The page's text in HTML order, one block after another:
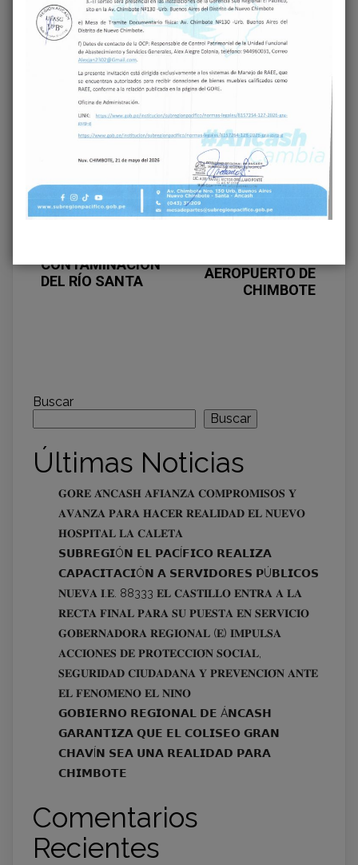
Share on Facebook Share on Twitter
GOBIERNO
REGIONAL DE
ÁNCASH
CONFORMA MESA
CONTAMINACIÓN
DEL RÍO SANTA
Next
GOBIERNO
REGIONAL DE
ÁNCASH PLANEA
INVERTIR HASTA 90
AEROPUERTO DE
CHIMBOTE
Buscar
Buscar
Últimas Noticias
𝐆𝐎𝐑𝐄 𝐀́𝐍𝐂𝐀𝐒𝐇 𝐀𝐅𝐈𝐀𝐍𝐙𝐀 𝐂𝐎𝐌𝐏𝐑𝐎𝐌𝐈𝐒𝐎𝐒 𝐘
𝐀𝐕𝐀𝐍𝐙𝐀 𝐏𝐀𝐑𝐀 𝐇𝐀𝐂𝐄𝐑 𝐑𝐄𝐀𝐋𝐈𝐃𝐀𝐃 𝐄𝐋 𝐍𝐔𝐄𝐕𝐎
𝐇𝐎𝐒𝐏𝐈𝐓𝐀𝐋 𝐋𝐀 𝐂𝐀𝐋𝐄𝐓𝐀
𝗦𝗨𝗕𝗥𝗘𝗚𝗜Ó𝗡 𝗘𝗟 𝗣𝗔𝗖Í𝗙𝗜𝗖𝗢 𝗥𝗘𝗔𝗟𝗜𝗭𝗔
𝗖𝗔𝗣𝗔𝗖𝗜𝗧𝗔𝗖𝗜Ó𝗡 𝗔 𝗦𝗘𝗥𝗩𝗜𝗗𝗢𝗥𝗘𝗦 𝗣Ú𝗕𝗟𝗜𝗖𝗢𝗦
𝐍𝐔𝐄𝐕𝐀 𝐈.𝐄. 88333 𝐄𝐋 𝐂𝐀𝐒𝐓𝐈𝐋𝐋𝐎 𝐄𝐍𝐓𝐑𝐀 𝐀 𝐋𝐀
𝐑𝐄𝐂𝐓𝐀 𝐅𝐈𝐍𝐀𝐋 𝐏𝐀𝐑𝐀 𝐒𝐔 𝐏𝐔𝐄𝐒𝐓𝐀 𝐄𝐍 𝐒𝐄𝐑𝐕𝐈𝐂𝐈𝐎
𝐆𝐎𝐁𝐄𝐑𝐍𝐀𝐃𝐎𝐑𝐀 𝐑𝐄𝐆𝐈𝐎𝐍𝐀𝐋 (𝐄) 𝐈𝐌𝐏𝐔𝐋𝐒𝐀
𝐀𝐂𝐂𝐈𝐎𝐍𝐄𝐒 𝐃𝐄 𝐏𝐑𝐎𝐓𝐄𝐂𝐂𝐈𝐎́𝐍 𝐒𝐎𝐂𝐈𝐀𝐋,
𝐒𝐄𝐆𝐔𝐑𝐈𝐃𝐀𝐃 𝐂𝐈𝐔𝐃𝐀𝐃𝐀𝐍𝐀 𝐘 𝐏𝐑𝐄𝐕𝐄𝐍𝐂𝐈𝐎́𝐍 𝐀𝐍𝐓𝐄
𝐄𝐋 𝐅𝐄𝐍𝐎́𝐌𝐄𝐍𝐎 𝐄𝐋 𝐍𝐈𝐍̃𝐎
𝗚𝗢𝗕𝗜𝗘𝗥𝗡𝗢 𝗥𝗘𝗚𝗜𝗢𝗡𝗔𝗟 𝗗𝗘 Á𝗡𝗖𝗔𝗦𝗛
𝗚𝗔𝗥𝗔𝗡𝗧𝗜𝗭𝗔 𝗤𝗨𝗘 𝗘𝗟 𝗖𝗢𝗟𝗜𝗦𝗘𝗢 𝗚𝗥𝗔𝗡
𝗖𝗛𝗔𝗩Í𝗡 𝗦𝗘𝗔 𝗨𝗡𝗔 𝗥𝗘𝗔𝗟𝗜𝗗𝗔𝗗 𝗣𝗔𝗥𝗔
𝗖𝗛𝗜𝗠𝗕𝗢𝗧𝗘
Comentarios
Recientes